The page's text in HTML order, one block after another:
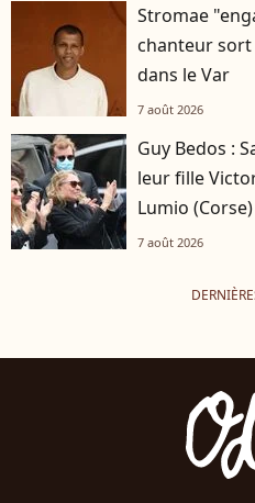
Stromae
chanteur
dans le Var
7 août 2026
Guy Bedos :
leur fille
Lumio
7 août 2026